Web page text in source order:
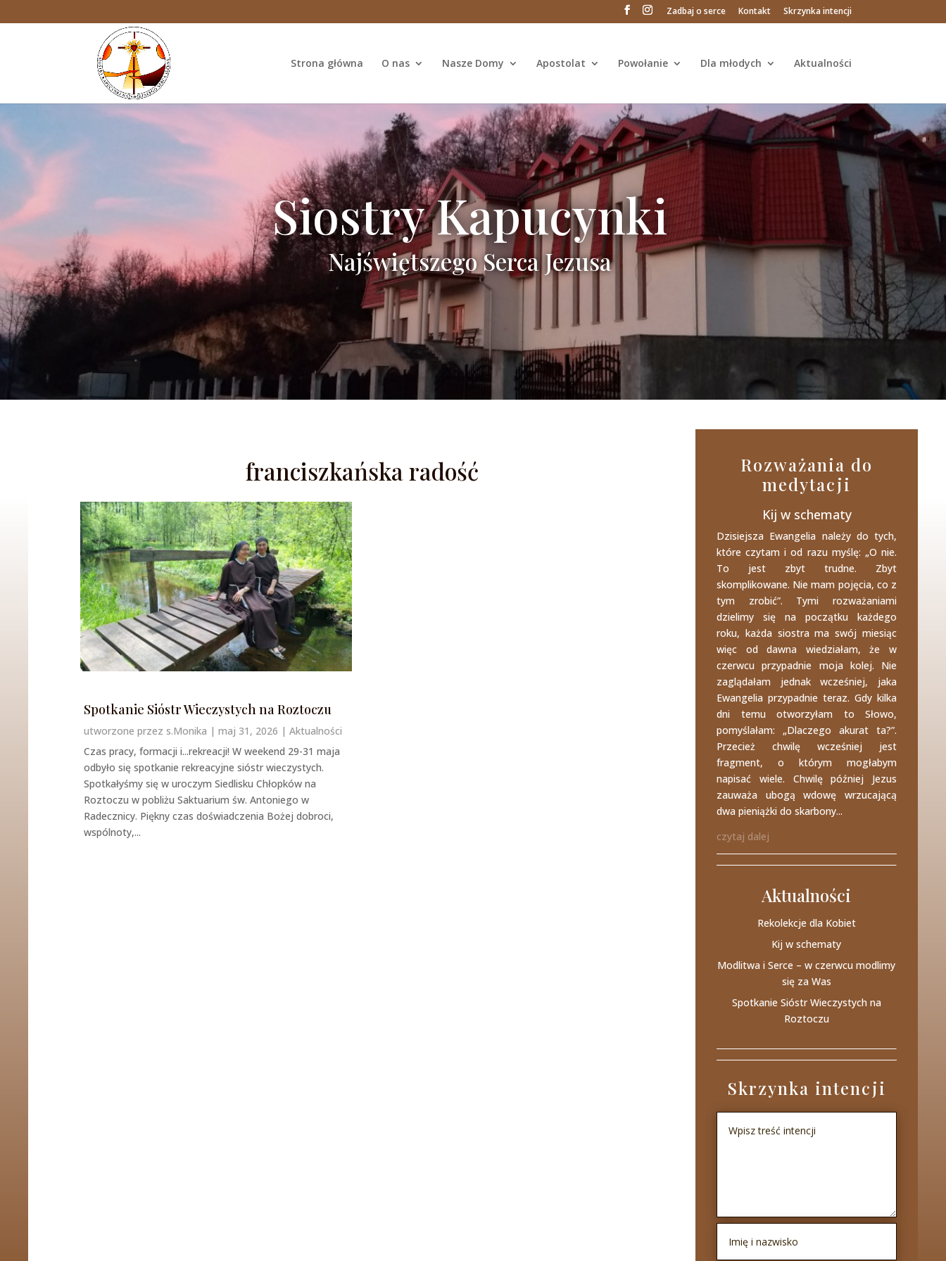
Zadbaj o serce Kontakt Skrzynka intencji
Strona główna O nas Nasze Domy Apostolat Powołanie Dla młodych Aktualności
Siostry Kapucynki
Najświętszego Serca Jezusa
franciszkańska radość
Spotkanie Sióstr Wieczystych na Roztoczu
utworzone przez s.Monika | maj 31, 2026 | Aktualności
Czas pracy, formacji i...rekreacji! W weekend 29-31 maja
odbyło się spotkanie rekreacyjne sióstr wieczystych.
Spotkałyśmy się w uroczym Siedlisku Chłopków na
Roztoczu w pobliżu Saktuarium św. Antoniego w
Radecznicy. Piękny czas doświadczenia Bożej dobroci,
wspólnoty,...
Rozważania do
medytacji
Kij w schematy
Dzisiejsza Ewangelia należy do tych,
które czytam i od razu myślę: „O nie.
To jest zbyt trudne. Zbyt
skomplikowane. Nie mam pojęcia, co z
tym zrobić”. Tymi rozważaniami
dzielimy się na początku każdego
roku, każda siostra ma swój miesiąc
więc od dawna wiedziałam, że w
czerwcu przypadnie moja kolej. Nie
zaglądałam jednak wcześniej, jaka
Ewangelia przypadnie teraz. Gdy kilka
dni temu otworzyłam to Słowo,
pomyślałam: „Dlaczego akurat ta?”.
Przecież chwilę wcześniej jest
fragment, o którym mogłabym
napisać wiele. Chwilę później Jezus
zauważa ubogą wdowę wrzucającą
dwa pieniążki do skarbony...
czytaj dalej
Aktualności
Rekolekcje dla Kobiet
Kij w schematy
Modlitwa i Serce – w czerwcu modlimy
się za Was
Spotkanie Sióstr Wieczystych na
Roztoczu
Skrzynka intencji